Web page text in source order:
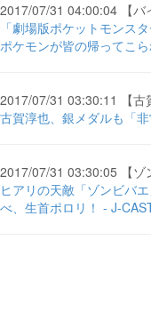
2017/07/31 04:00:04 【バ
「劇場版ポケットモンス
ポケモンが皆の帰ってこ
2017/07/31 03:30:11 【古
古賀淳也、銀メダルも「
2017/07/31 03:30:05 【ゾ
ヒアリの天敵「ゾンビバ
べ、生首ポロリ！ - J-